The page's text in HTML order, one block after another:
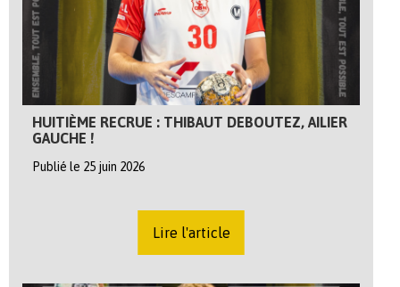
HUITIÈME RECRUE : THIBAUT DEBOUTEZ, AILIER
GAUCHE !
Publié le 25 juin 2026
Lire l'article